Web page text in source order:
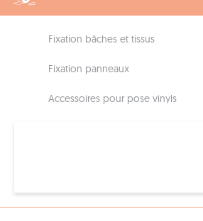
Fixation bâches et tissus
Fixation panneaux
Accessoires pour pose vinyls